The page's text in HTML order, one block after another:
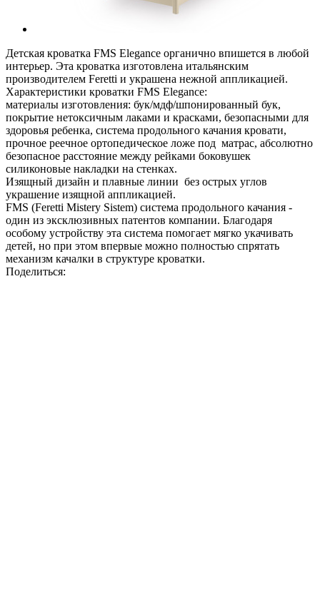
Детская кроватка FMS Elegance органично впишется в любой
интерьер. Эта кроватка изготовлена итальянским
производителем Feretti и украшена нежной аппликацией.
Характеристики кроватки FMS Elegance:
материалы изготовления: бук/мдф/шпонированный бук,
покрытие нетоксичным лаками и красками, безопасными для
здоровья ребенка, система продольного качания кровати,
прочное реечное ортопедическое ложе под матрас, абсолютно
безопасное расстояние между рейками боковушек
силиконовые накладки на стенках.
Изящный дизайн и плавные линии без острых углов
украшение изящной аппликацией.
FMS (Feretti Mistery Sistem) система продольного качания -
один из эксклюзивных патентов компании. Благодаря
особому устройству эта система помогает мягко укачивать
детей, но при этом впервые можно полностью спрятать
механизм качалки в структуре кроватки.
Поделиться: